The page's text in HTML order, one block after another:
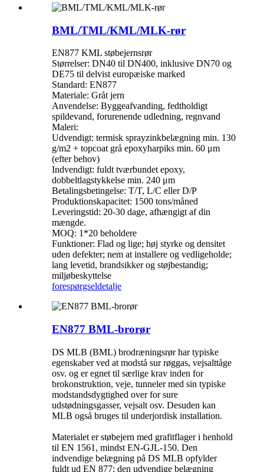
BML/TML/KML/MLK-rør
EN877 KML støbejernsrør
Størrelser: DN40 til DN400, inklusive DN70 og
DE75 til delvist europæiske marked
Standard: EN877
Materiale: Gråt jern
Anvendelse: Byggeafvanding, fedtholdigt
spildevand, forurenende udledning, regnvand
Maleri:
Udvendigt: termisk sprayzinkbelægning min. 130
g/m2 + topcoat grå epoxyharpiks min. 60 μm
(efter behov)
Indvendigt: fuldt tværbundet epoxy,
dobbeltlagstykkelse min. 240 μm
Betalingsbetingelse: T/T, L/C eller D/P
Produktionskapacitet: 1500 tons/måned
Leveringstid: 20-30 dage, afhængigt af din
mængde.
MOQ: 1*20 beholdere
Funktioner: Flad og lige; høj styrke og densitet
uden defekter; nem at installere og vedligeholde;
lang levetid, brandsikker og støjbestandig;
miljøbeskyttelse
forespørgseldetalje
EN877 BML-brorør
DS MLB (BML) brodræningsrør har typiske
egenskaber ved at modstå sur røggas, vejsalttåge
osv. og er egnet til særlige krav inden for
brokonstruktion, veje, tunneler med sin typiske
modstandsdygtighed over for sure
udstødningsgasser, vejsalt osv. Desuden kan
MLB også bruges til underjordisk installation.
Materialet er støbejern med grafitflager i henhold
til EN 1561, mindst EN-GJL-150. Den
indvendige belægning på DS MLB opfylder
fuldt ud EN 877; den udvendige belægning